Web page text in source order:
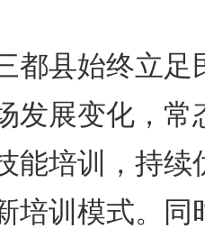
县始终立足
发展变化，常
能培训，持续
培训模式。同